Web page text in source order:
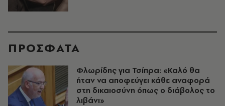
ΠΡΟΣΦΑΤΑ
Φλωρίδης για Τσίπρα: «Καλό θα
ήταν να αποφεύγει κάθε αναφορά
στη δικαιοσύνη όπως ο διάβολος το
λιβάνι»